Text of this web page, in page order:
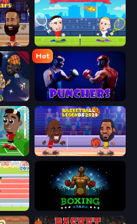
Tennis Masters
Hot
Punchers
Soccer Masters: Euro 2020 Basketball Legends 2020
Boxing Stars